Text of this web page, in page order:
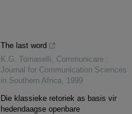
The last word
K.G. Tomaselli, Communicare :
Journal for Communication Sciences
in Southern Africa, 1999
Die klassieke retoriek as basis vir
hedendaagse openbare